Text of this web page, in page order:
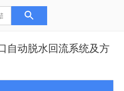
自动脱水回流系统及方